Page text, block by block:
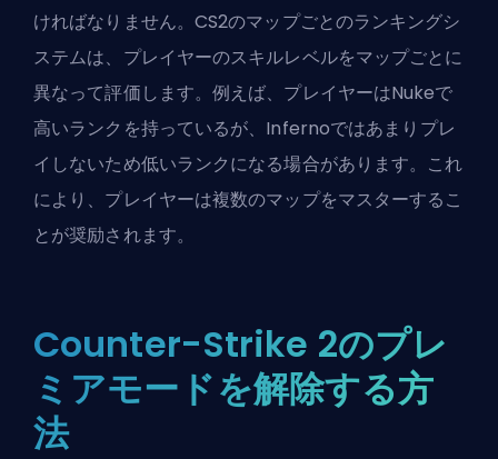
ければなりません。CS2のマップごとのランキングシ
ステムは、プレイヤーのスキルレベルをマップごとに
異なって評価します。例えば、プレイヤーはNukeで
高いランクを持っているが、Infernoではあまりプレ
イしないため低いランクになる場合があります。これ
により、プレイヤーは複数のマップをマスターするこ
とが奨励されます。
Counter-Strike 2のプレ
ミアモードを解除する方
法